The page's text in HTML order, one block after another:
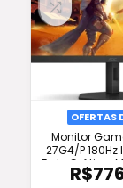
OFERTAS
Monitor
27G4/P 180Hz
Frete Grátis +
R$